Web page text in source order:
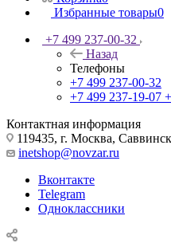
Избранные товары0
+7 499 237-00-32
Назад
Телефоны
+7 499 237-00-32
+7 499 237-19-07
Контактная информация
119435, г. Москва,
inetshop@novzar.ru
Вконтакте
Telegram
Одноклассники